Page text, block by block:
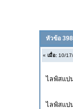
หัวข้อ
« เมื่อ: 10/
ไลฟ์สแป
ไลฟ์สแป